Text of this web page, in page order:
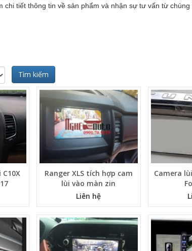
tiết thông tin về sản phẩm và nhận sự tư vấn từ chúng
Tìm kiếm
Ranger XLS tích hợp cam
lùi vào màn zin
Liên hệ
Camera